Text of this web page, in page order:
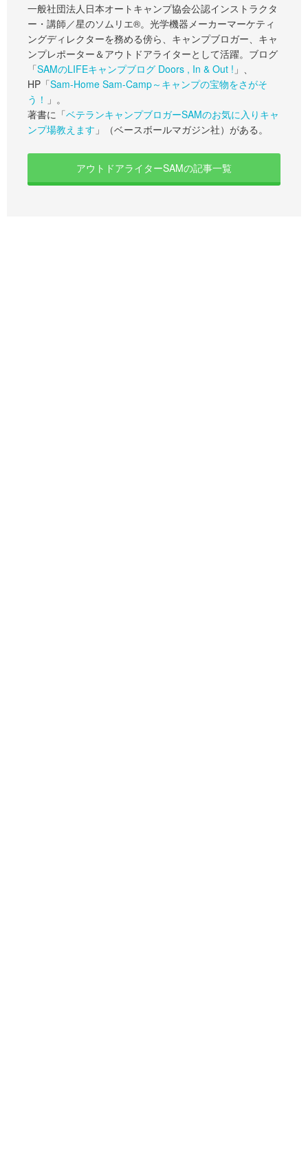
一般社団法人日本オートキャンプ協会公認インストラクタ
ー・講師／星のソムリエ®。光学機器メーカーマーケティ
ングディレクターを務める傍ら、キャンプブロガー、キャ
ンプレポーター＆アウトドアライターとして活躍。ブログ
「SAMのLIFEキャンプブログ Doors , In & Out ! 」、
HP「Sam-Home Sam-Camp～キャンプの宝物をさがそ
う！ 」。
著書に「ベテランキャンプブロガーSAMのお気に入りキャ
ンプ場教えます 」（ベースボールマガジン社）がある。
アウトドアライターSAMの記事一覧